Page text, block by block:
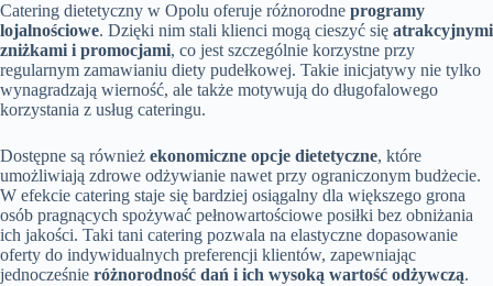
Catering dietetyczny w Opolu oferuje różnorodne programy
lojalnościowe. Dzięki nim stali klienci mogą cieszyć się atrakcyjnymi
zniżkami i promocjami, co jest szczególnie korzystne przy
regularnym zamawianiu diety pudełkowej. Takie inicjatywy nie tylko
wynagradzają wierność, ale także motywują do długofalowego
korzystania z usług cateringu.
Dostępne są również ekonomiczne opcje dietetyczne, które
umożliwiają zdrowe odżywianie nawet przy ograniczonym budżecie.
W efekcie catering staje się bardziej osiągalny dla większego grona
osób pragnących spożywać pełnowartościowe posiłki bez obniżania
ich jakości. Taki tani catering pozwala na elastyczne dopasowanie
oferty do indywidualnych preferencji klientów, zapewniając
jednocześnie różnorodność dań i ich wysoką wartość odżywczą.